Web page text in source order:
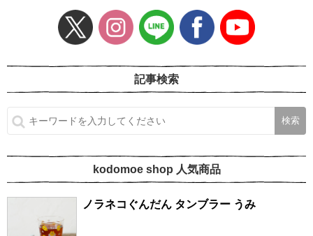
記事検索
kodomoe shop 人気商品
ノラネコぐんだん タンブラー うみ